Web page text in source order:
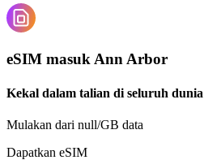
eSIM masuk Ann Arbor
Kekal dalam talian di seluruh dunia
Mulakan dari null/GB data
Dapatkan eSIM